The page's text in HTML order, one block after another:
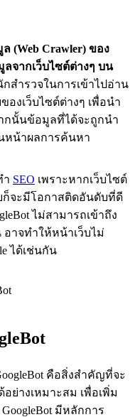
(Web Crawler) ของ
จากเว็บไซต์ต่างๆ บน
สำรวจในการเข้าไปอ่าน
งเว็บไซต์ต่างๆ เพื่อนำ
กนั้นข้อมูลที่ได้จะถูกนำ
หน้าผลการค้นหา
ำ SEO เพราะหากเว็บไซต์
ก็จะมีโอกาสติดอันดับที่ดี
ไม่สามารถเข้าถึง
าจทำให้หน้าเว็บไม่
ได้เช่นกัน
คือสิ่งสำคัญที่จะ
ย่างเหมาะสม เพื่อเพิ่ม
มีหลักการ